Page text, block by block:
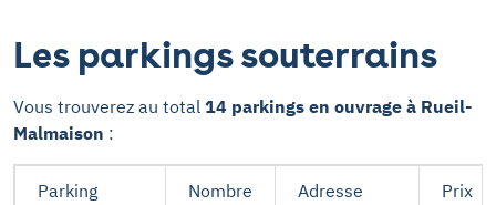
Les parkings souterrains
Vous trouverez au total 14 parkings en ouvrage à Rueil-
Malmaison :
Parking
Nombre
Adresse Prix